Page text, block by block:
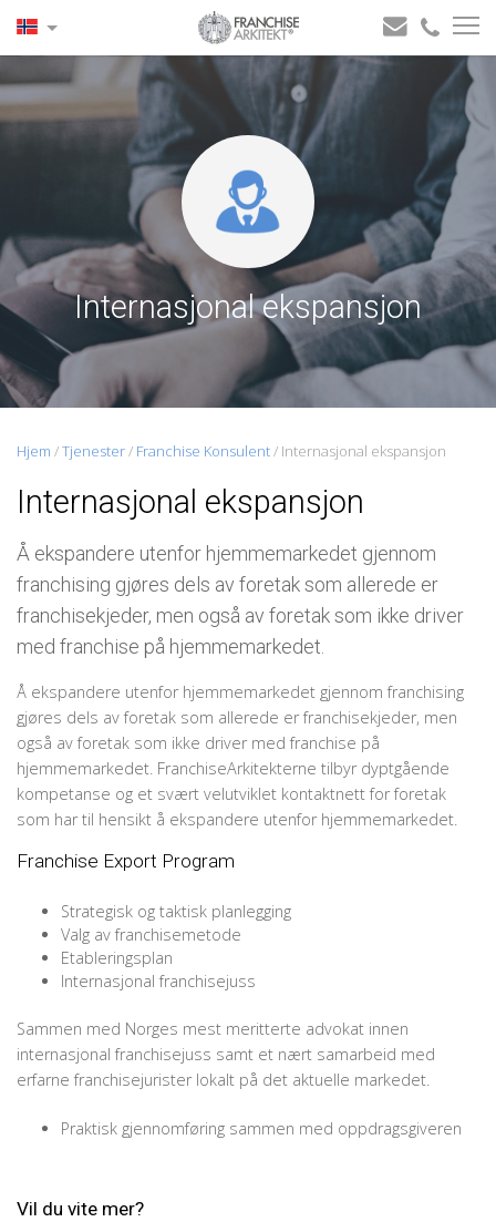
Internasjonal ekspansjon
Hjem /Tjenester/ Franchise Konsulent/ Internasjonal ekspansjon
Internasjonal ekspansjon
Å ekspandere utenfor hjemmemarkedet gjennom
franchising gjøres dels av foretak som allerede er
franchisekjeder, men også av foretak som ikke driver
med franchise på hjemmemarkedet.
Å ekspandere utenfor hjemmemarkedet gjennom franchising
gjøres dels av foretak som allerede er franchisekjeder, men
også av foretak som ikke driver med franchise på
hjemmemarkedet. FranchiseArkitekterne tilbyr dyptgående
kompetanse og et svært velutviklet kontaktnett for foretak
som har til hensikt å ekspandere utenfor hjemmemarkedet.
Franchise Export Program
Strategisk og taktisk planlegging
Valg av franchisemetode
Etableringsplan
Internasjonal franchisejuss
Sammen med Norges mest meritterte advokat innen
internasjonal franchisejuss samt et nært samarbeid med
erfarne franchisejurister lokalt på det aktuelle markedet.
Praktisk gjennomføring sammen med oppdragsgiveren
Vil du vite mer?